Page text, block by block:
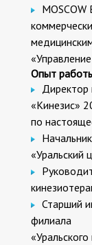
MOSCOW
Опыт
Директор
«Кинезис»
по
«Уральский
Старший
филиала